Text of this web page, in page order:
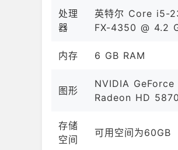
处理
器
英特尔 Core i5-
FX-4350 @ 4.2
内存 6 GB RAM
图形
NVIDIA
Radeon HD 5870
存储
空间
可用空间为60GB